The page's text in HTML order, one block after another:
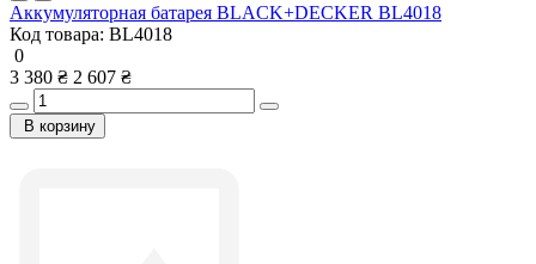
Аккумуляторная батарея BLACK+DECKER BL4018
Код товара: BL4018
0
3 380 ₴ 2 607 ₴
В корзину